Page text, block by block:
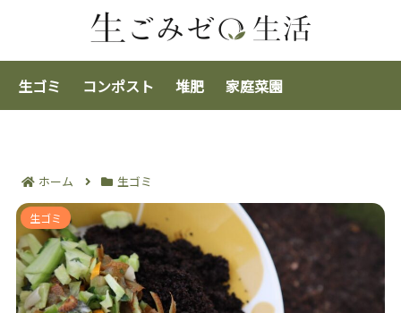
生ゴミ コンポスト 堆肥 家庭菜園
ホーム 生ゴミ
一人暮らしの生ゴミ置き場は基本6パターン｜臭いと虫
を抑えてゴミの日まで快適に保管する！
生ゴミ